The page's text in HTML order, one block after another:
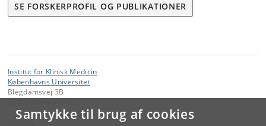
Samtykke til brug af cookies
SE FORSKERPROFIL OG PUBLIKATIONER
Institut for Klinisk Medicin
Københavns Universitet
Blegdamsvej 3B